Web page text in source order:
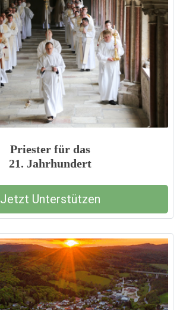
Priester für das
21. Jahrhundert
Jetzt Unterstützen